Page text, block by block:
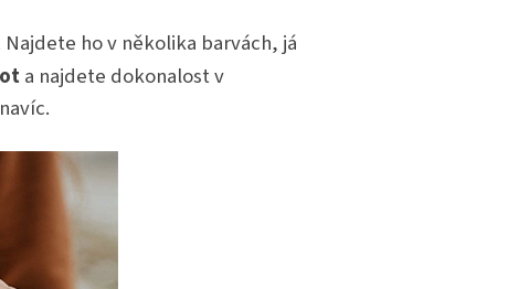
ho v několika barvách, já
a najdete dokonalost v